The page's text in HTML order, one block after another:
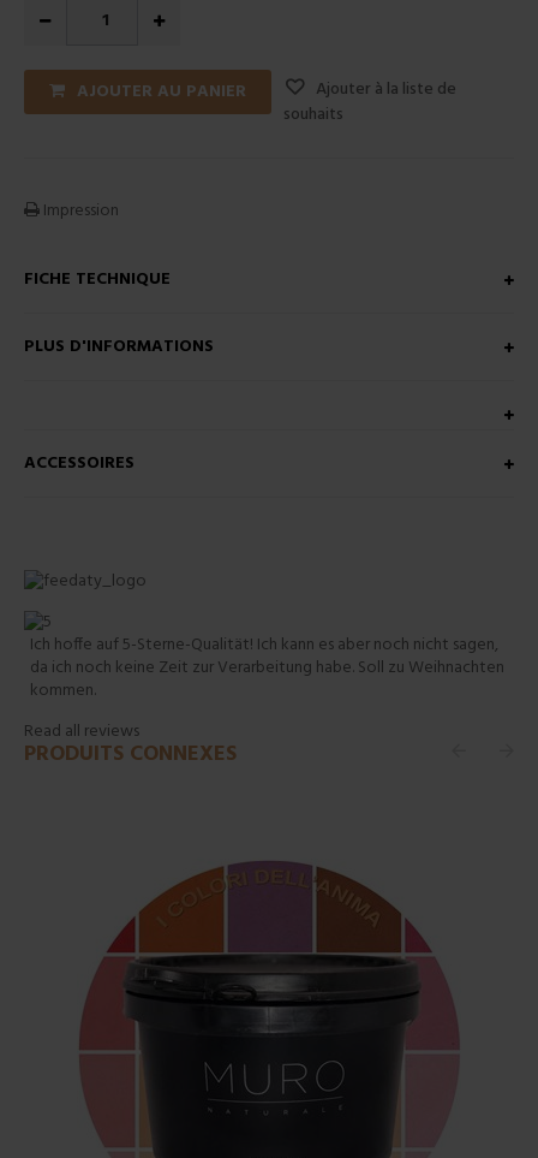
AJOUTER AU PANIER
Ajouter à la liste de
souhaits
Impression
FICHE TECHNIQUE
PLUS D'INFORMATIONS
ACCESSOIRES
Ich hoffe auf 5-Sterne-Qualität! Ich kann es aber noch nicht sagen,
da ich noch keine Zeit zur Verarbeitung habe. Soll zu Weihnachten
kommen.
Read all reviews
PRODUITS CONNEXES